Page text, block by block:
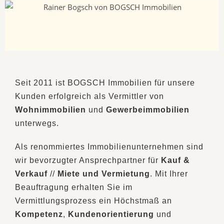
Seit 2011 ist BOGSCH Immobilien für unsere
Kunden erfolgreich als Vermittler von
Wohnimmobilien und Gewerbeimmobilien
unterwegs.
Als renommiertes Immobilienunternehmen sind
wir bevorzugter Ansprechpartner für Kauf &
Verkauf // Miete und Vermietung. Mit Ihrer
Beauftragung erhalten Sie im
Vermittlungsprozess ein Höchstmaß an
Kompetenz, Kundenorientierung und